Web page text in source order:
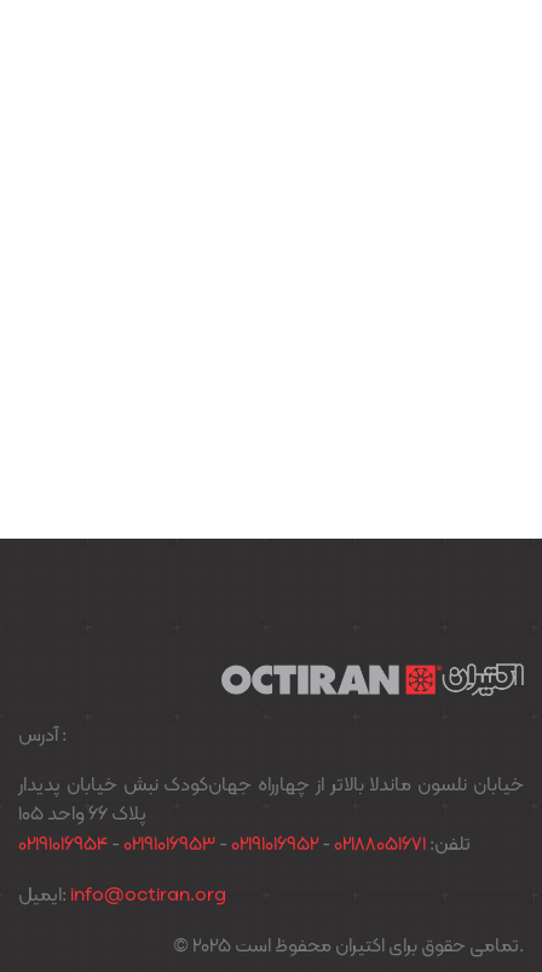
آدرس :
خیابان نلسون ماندلا بالاتر از چهارراه جهان‌کودک نبش خیابان پدیدار
پلاک ۶۶ واحد ۱۰۵
تلفن:02188051671
-
02191016952
-
02191016953
-
02191016954
ایمیل: info@octiran.org
© 2025 تمامی حقوق برای اکتیران محفوظ است.